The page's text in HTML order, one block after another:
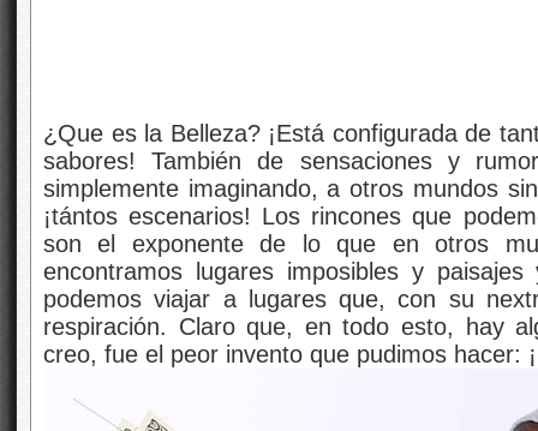
¿Que es la Belleza? ¡Está configurada de
sabores! También de sensaciones y
simplemente imaginando, a otros mundos
¡tántos escenarios! Los rincones que
son el exponente de lo que en otros
encontramos lugares imposibles y
podemos viajar a lugares que, con su
respiración. Claro que, en todo esto, hay
creo, fue el peor invento que pudimos hacer: